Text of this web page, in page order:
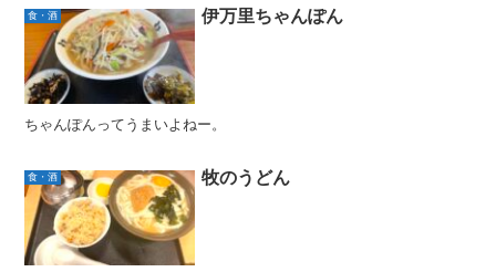
食・酒 伊万里ちゃんぽん
ちゃんぽんってうまいよねー。
食・酒 牧のうどん